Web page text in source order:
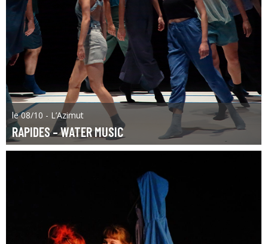
le 08/10 - L’Azimut
RAPIDES – WATER MUSIC